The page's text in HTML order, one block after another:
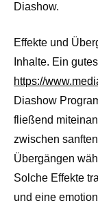
Diashow.
Effekte und
Inhalte. Ein gutes
https://
Diashow
fließend
zwischen
Übergängen
Solche Effekte
und eine